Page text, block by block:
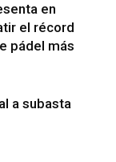
en
el récord
pádel más
a subasta